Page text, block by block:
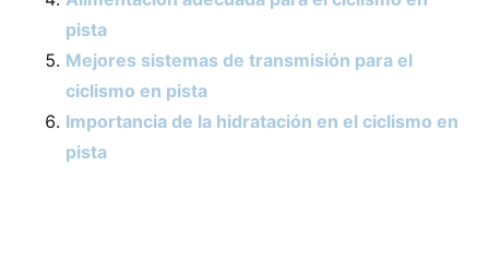
pista
Mejores sistemas de transmisión para el
ciclismo en pista
Importancia de la hidratación en el ciclismo en
pista